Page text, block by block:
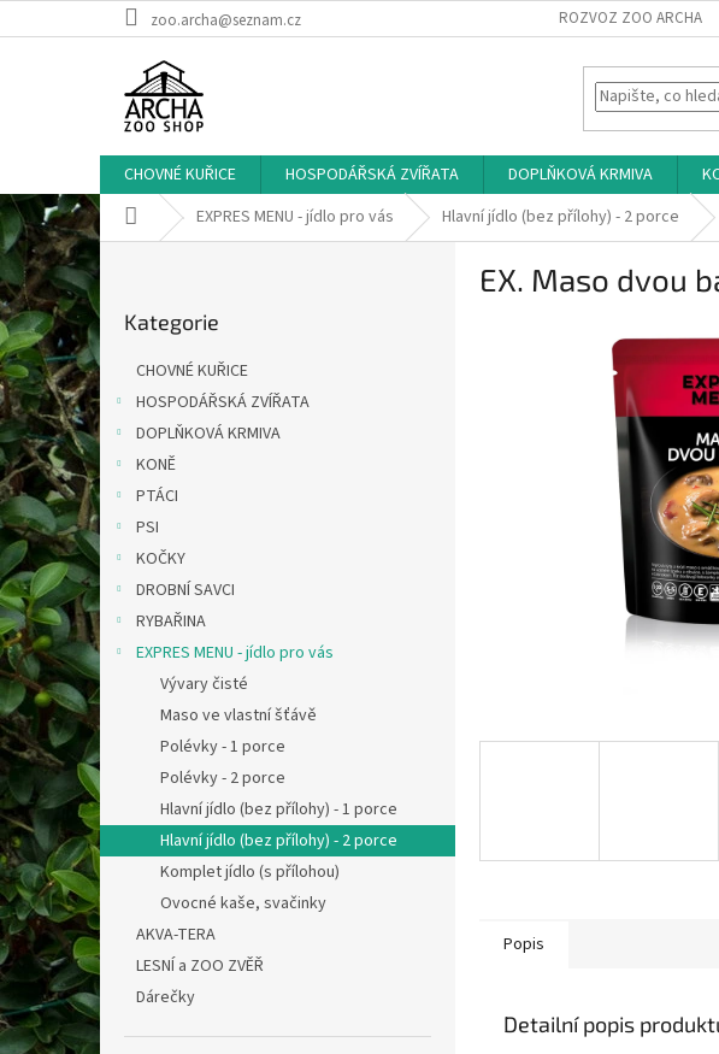
na
zoo.archa@seznam.cz ROZVOZ ZOO ARCHA
CHOVNÉ KUŘICE HOSPODÁŘSKÁ ZVÍŘATA DOPLŇKOVÁ KRMIVA
Domů EXPRES MENU - jídlo pro vás Hlavní jídlo (bez přílohy) - 2 porce
o
s
t
r
n
n
p
a
n
e
l
kategorie
Kategorie
CHOVNÉ KUŘICE
HOSPODÁŘSKÁ ZVÍŘATA
DOPLŇKOVÁ KRMIVA
KONĚ
PTÁCI
PSI
KOČKY
DROBNÍ SAVCI
RYBAŘINA
EXPRES MENU - jídlo pro vás
Vývary čisté
Maso ve vlastní šťávě
Polévky - 1 porce
Polévky - 2 porce
Hlavní jídlo (bez přílohy) - 1 porce
Hlavní jídlo (bez přílohy) - 2 porce
Komplet jídlo (s přílohou)
Ovocné kaše, svačinky
AKVA-TERA
LESNÍ a ZOO ZVĚŘ
Dárečky
EX. Maso dvou
Popis
Detailní popis